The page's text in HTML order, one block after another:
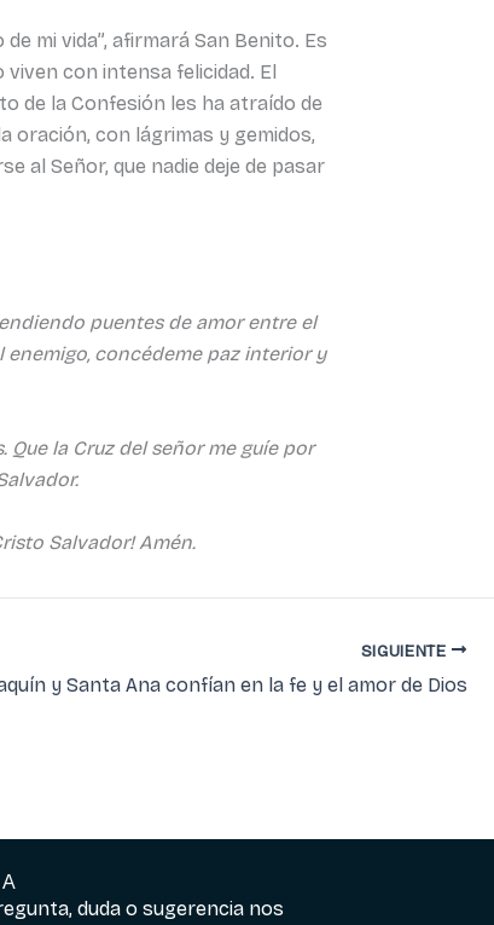
mi vida”, afirmará San Benito. Es
con intensa felicidad. El
de la Confesión les ha atraído de
oración, con lágrimas y gemidos,
al Señor, que nadie deje de pasar
puentes de amor entre el
enemigo, concédeme paz interior y
la Cruz del señor me guíe por
Salvador! Amén.
SIGUIENTE
y Santa Ana confían en la fe y el amor de Dios
duda o sugerencia nos